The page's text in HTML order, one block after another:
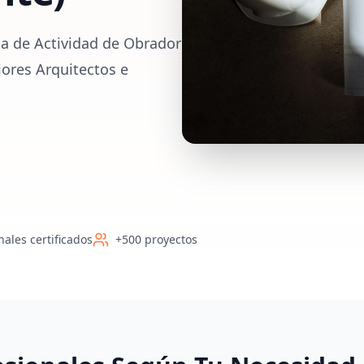
de Actividad de Obrador
Arquitectos e
certificados +500 proyectos